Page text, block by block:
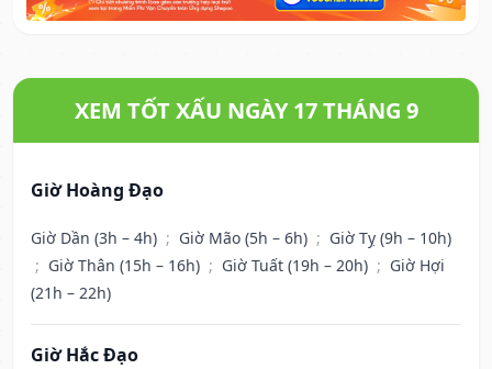
XEM TỐT XẤU NGÀY 17 THÁNG 9
Giờ Hoàng Đạo
Giờ Dần (3h – 4h) ; Giờ Mão (5h – 6h) ; Giờ Tỵ (9h – 10h)
; Giờ Thân (15h – 16h) ; Giờ Tuất (19h – 20h) ; Giờ Hợi
(21h – 22h)
Giờ Hắc Đạo